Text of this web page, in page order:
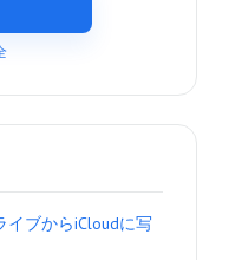
イブからiCloudに写